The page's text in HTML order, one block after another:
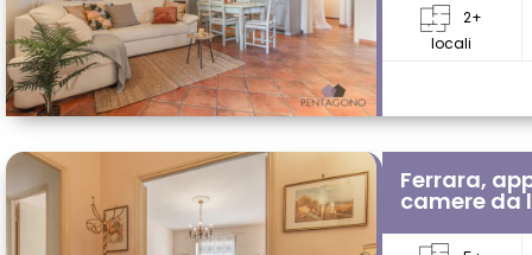
2+
locali
Ferrara,
camere da